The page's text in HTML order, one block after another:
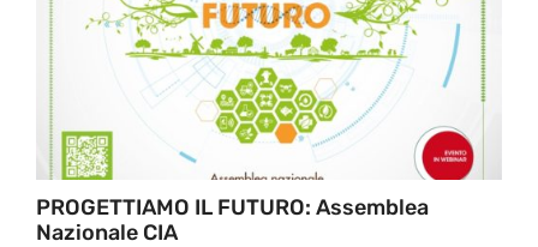
PROGETTIAMO IL FUTURO: Assemblea
Nazionale CIA